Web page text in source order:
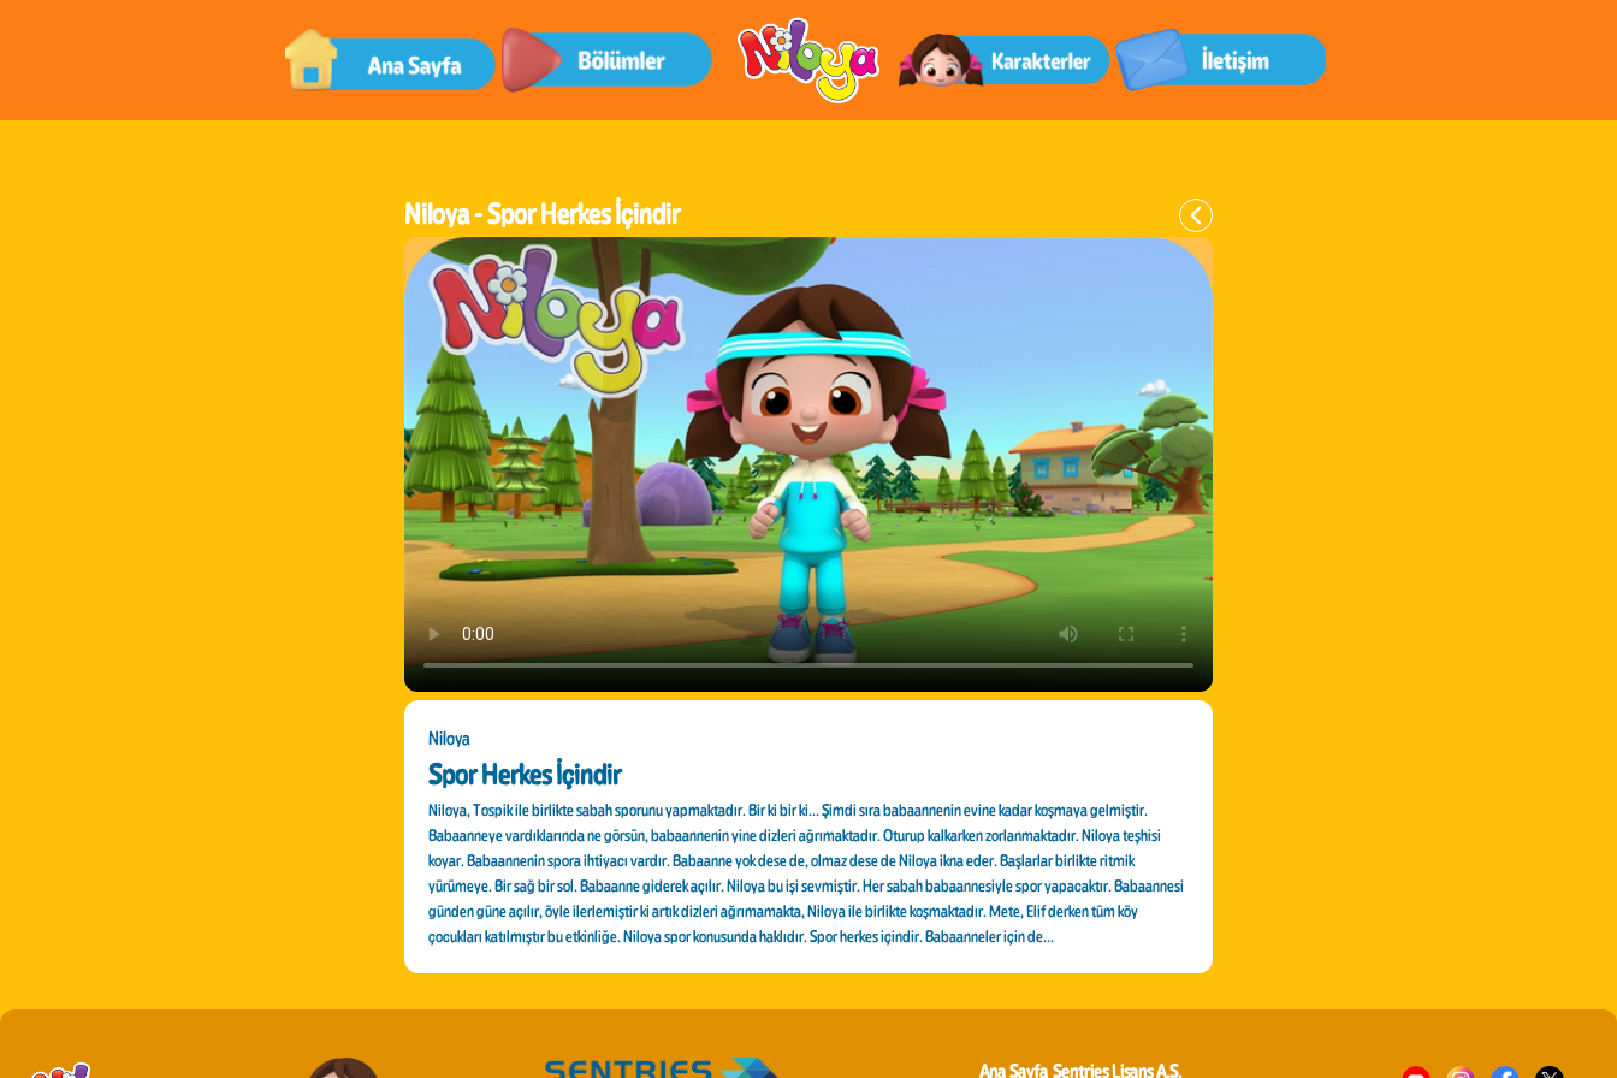
Niloya -Spor Herkes İçindir
Niloya
Spor Herkes İçindir
Niloya, Tospik ile birlikte sabah sporunu yapmaktadır. Bir ki bir ki... Şimdi sıra babaannenin evine kadar koşmaya gelmiştir.
Babaanneye vardıklarında ne görsün, babaannenin yine dizleri ağrımaktadır. Oturup kalkarken zorlanmaktadır. Niloya teşhisi
koyar. Babaannenin spora ihtiyacı vardır. Babaanne yok dese de, olmaz dese de Niloya ikna eder. Başlarlar birlikte ritmik
yürümeye. Bir sağ bir sol. Babaanne giderek açılır. Niloya bu işi sevmiştir. Her sabah babaannesiyle spor yapacaktır. Babaannesi
günden güne açılır, öyle ilerlemiştir ki artık dizleri ağrımamakta, Niloya ile birlikte koşmaktadır. Mete, Elif derken tüm köy
çocukları katılmıştır bu etkinliğe. Niloya spor konusunda haklıdır. Spor herkes içindir. Babaanneler için de...
Ana Sayfa Sentries Lisans A.Ş.